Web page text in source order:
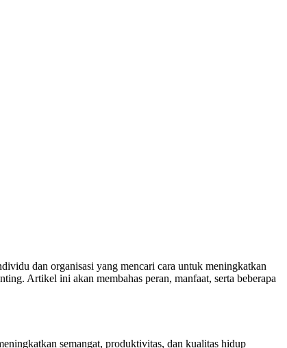
dan organisasi yang mencari cara untuk meningkatkan
Artikel ini akan membahas peran, manfaat, serta beberapa
semangat, produktivitas, dan kualitas hidup